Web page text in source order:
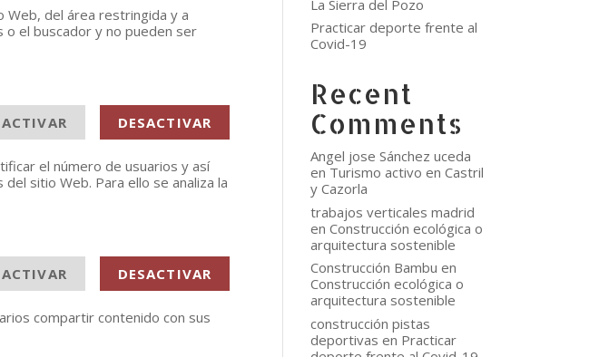
Web, del área restringida y a
el buscador y no pueden ser
ACTIVAR DESACTIVAR
el número de usuarios y así
sitio Web. Para ello se analiza la
ACTIVAR DESACTIVAR
compartir contenido con sus
La Sierra del Pozo
Practicar deporte frente al
Covid-19
Recent
Comments
Angel jose Sánchez uceda
en Turismo activo en Castril
y Cazorla
trabajos verticales madrid
enConstrucción ecológica o
arquitectura sostenible
Construcción Bambu en
Construcción ecológica o
arquitectura sostenible
construcción pistas
deportivas en Practicar